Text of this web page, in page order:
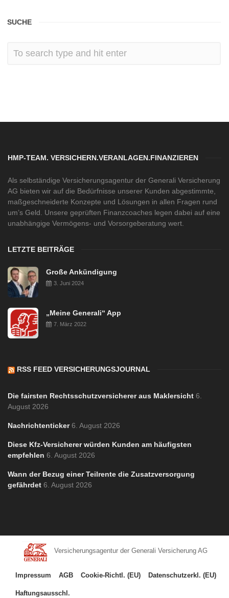
SUCHE
HMP-TEAM. VERSICHERN.VERANLAGEN.FINANZIEREN
Als selbständige Versicherungsagentur der Generali Versicherung
AG bieten wir auf die Bedürfnisse unserer Kunden abgestimmte,
maßgeschneiderte Konzepte und Lösungen in allen Fragen rund
um’s Geld. Unsere geprüften Finanzcoaches legen dabei auf eine
unabhängige Vermögens- und Vorsorgeberatung wert.
LETZTE BEITRÄGE
Große Ankündigung
3. Juni 2024
„Meine Generali“ App
7. März 2022
RSS FEED VERSICHERUNGSJOURNAL
Die fairsten Rechtsschutzversicherer aus Maklersicht 6.
August 2026
Nachrichtenticker 6. August 2026
Diese Kfz-Versicherer würden Kunden am häufigsten
empfehlen 6. August 2026
Wann der Bezug einer Teilrente die Zusatzversorgung
gefährdet 6. August 2026
Versicherungsagentur der Generali Versicherung AG
Impressum AGB Cookie-Richtl. (EU) Datenschutzerkl. (EU)
Haftungsausschl.